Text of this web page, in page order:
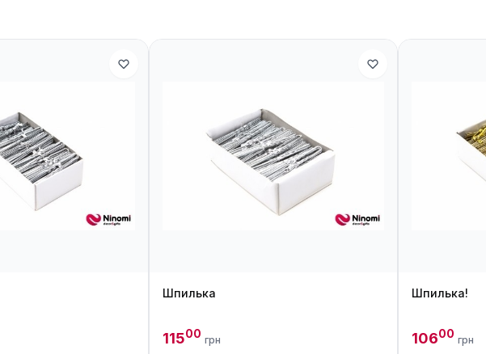
Шпилька
11500 грн
Шпилька!
10600 грн